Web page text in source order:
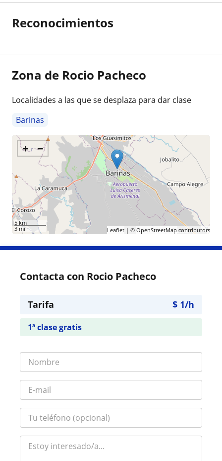
Reconocimientos
Zona de Rocio Pacheco
Localidades a las que se desplaza para dar clase
Barinas
+ −
5 km
3 mi
Leaflet| © OpenStreetMapcontributors
Contacta con Rocio Pacheco
Tarifa $ 1/h
1ª clase gratis